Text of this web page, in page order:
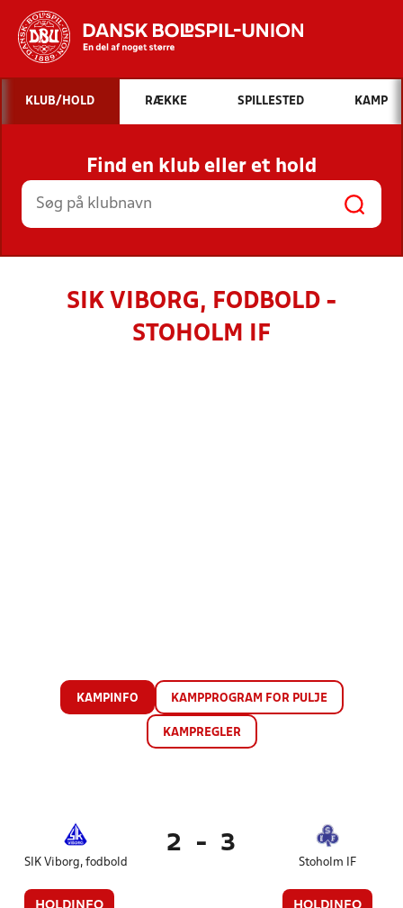
Hvad vil du søge efter?
INDHOLD OG NYHEDER
STILLINGER, RESULTATER, KLUBBER OG
HOLD
KLUB/HOLD RÆKKE SPILLESTED KAMP
Find en klub eller et hold
SIK VIBORG, FODBOLD -
STOHOLM IF
KAMPINFO KAMPPROGRAM FOR PULJE
KAMPREGLER
SIK Viborg, fodbold
2 - 3
Stoholm IF